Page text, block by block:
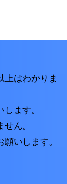
上はわかりま
ます。
ん。
いします。